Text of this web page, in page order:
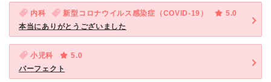
内科 新型コロナウイルス感染症（COVID-19）
5.0
本当にありがとうございました
小児科
5.0
パーフェクト